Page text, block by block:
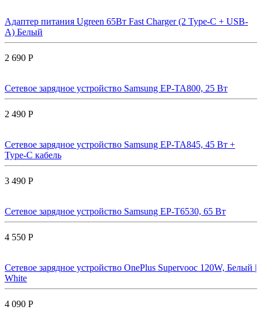
Адаптер питания Ugreen 65Вт Fast Charger (2 Type-C + USB-
A) Белый
2 690 Р
Сетевое зарядное устройство Samsung EP-TA800, 25 Вт
2 490 Р
Сетевое зарядное устройство Samsung EP-TA845, 45 Вт +
Type-C кабель
3 490 Р
Сетевое зарядное устройство Samsung EP-T6530, 65 Вт
4 550 Р
Сетевое зарядное устройство OnePlus Supervooc 120W, Белый |
White
4 090 Р